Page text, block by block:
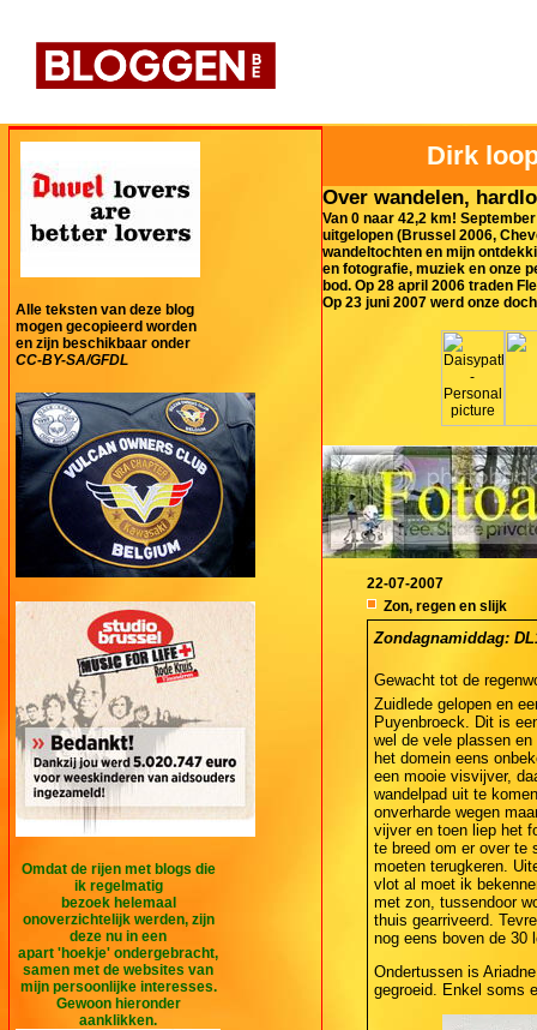
Alle teksten van deze blog
mogen gecopieerd worden
en zijn beschikbaar onder
CC-BY-SA/GFDL
Omdat de rijen met blogs die
ik regelmatig
bezoek helemaal
onoverzichtelijk werden, zijn
deze nu in een
apart 'hoekje' ondergebracht,
samen met de websites van
mijn persoonlijke interesses.
Gewoon hieronder
aanklikken.
Dirk
Over wandelen,
Van 0 naar 42,2 km!
uitgelopen (Brussel 2006,
wandeltochten en mijn
en fotografie, muziek en onze
bod. Op 28 april 2006 traden
Op 23 juni 2007 werd onze
22-07-2007
Zon, regen en slijk
Zondagnamiddag:
Gewacht tot de
Zuidlede gelopen en
Puyenbroeck. Dit is
wel de vele plassen
het domein eens
een mooie visvijver,
wandelpad uit te
onverharde wegen
vijver en toen liep het
te breed om er over te
moeten terugkeren.
vlot al moet ik
met zon, tussendoor
thuis gearriveerd.
nog eens boven de 30
Ondertussen is
gegroeid. Enkel soms